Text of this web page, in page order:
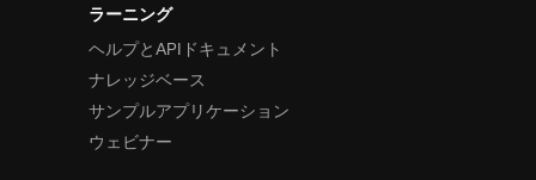
ラーニング
ヘルプとAPIドキュメント
ナレッジベース
サンプルアプリケーション
ウェビナー